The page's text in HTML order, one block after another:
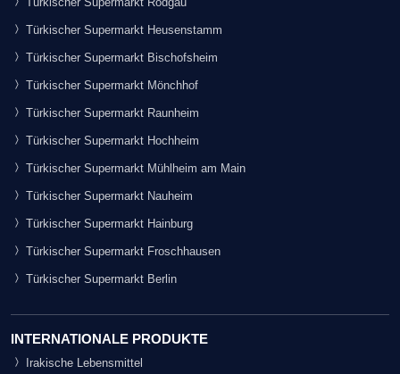
Türkischer Supermarkt Heusenstamm
Türkischer Supermarkt Bischofsheim
Türkischer Supermarkt Mönchhof
Türkischer Supermarkt Raunheim
Türkischer Supermarkt Hochheim
Türkischer Supermarkt Mühlheim am Main
Türkischer Supermarkt Nauheim
Türkischer Supermarkt Hainburg
Türkischer Supermarkt Froschhausen
Türkischer Supermarkt Berlin
INTERNATIONALE PRODUKTE
Irakische Lebensmittel